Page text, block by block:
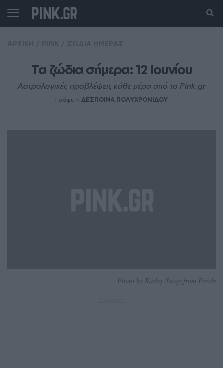
Τα ζώδια σήμερα: 12 Ιουνίου
Αστρολογικές προβλέψεις κάθε μέρα από το Pink.gr
Γράφει η ΔΕΣΠΟΙΝΑ ΠΟΛΥΧΡΟΝΙΔΟΥ
Photo by Karley Saagi from Pexels